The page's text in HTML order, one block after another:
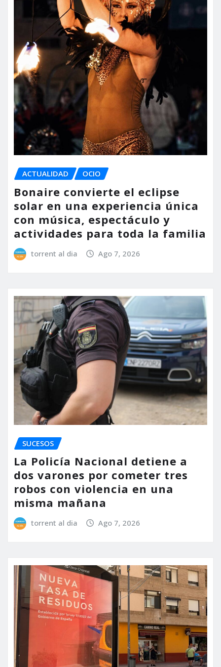
ACTUALIDAD OCIO
Bonaire convierte el eclipse
solar en una experiencia única
con música, espectáculo y
actividades para toda la familia
torrent al dia Ago 7, 2026
SUCESOS
La Policía Nacional detiene a
dos varones por cometer tres
robos con violencia en una
misma mañana
torrent al dia Ago 7, 2026